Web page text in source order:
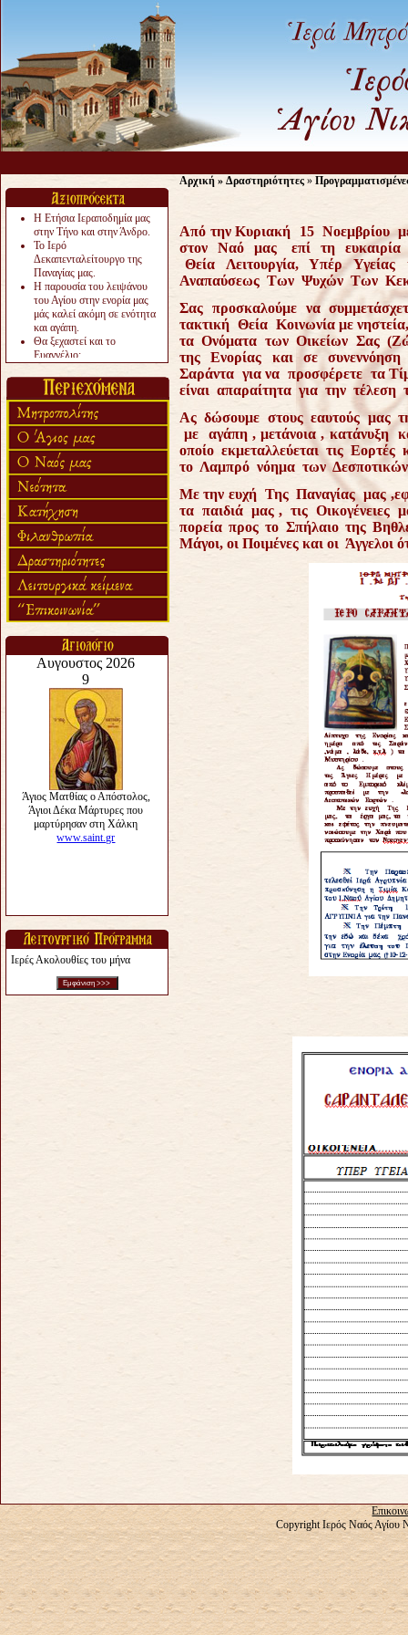
Η Ετήσια Ιεραποδημία μας
στην Τήνο και στην Άνδρο.
Το Ιερό
Δεκαπενταλείτουργο της
Παναγίας μας.
Η παρουσία του λειψάνου
του Αγίου στην ενορία μας
μάς καλεί ακόμη σε ενότητα
και αγάπη.
Θα ξεχαστεί και το
Ευαγγέλιο;
«πολύ αργά».
Ζητείται....
Ιερές Ακολουθίες του μήνα
Αρχική » Δραστηριότητες »
Από την Κυριακή 15 Νοεμβρίου
στον Ναό μας επί τη ευκαιρία
Θεία Λειτουργία, Υπέρ
Αναπαύσεως Των Ψυχών Των
Σας προσκαλούμε να
τακτική Θεία Κοινωνία με
τα Ονόματα των Οικείων Σας
της Ενορίας και σε
Σαράντα για να προσφέρετε τα
είναι απαραίτητα για την τέλεση
Ας δώσουμε στους εαυτούς μας
με αγάπη , μετάνοια ,
οποίο εκμεταλλεύεται τις
το Λαμπρό νόημα των
Με την ευχή Της Παναγίας μας
τα παιδιά μας , τις Οικογένειες
πορεία προς το Σπήλαιο της
Μάγοι, οι Ποιμένες και οι Άγγελοι
Copyright Ιερός Ναός Αγίου